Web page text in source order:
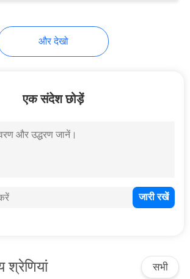
अग्निशमन
डेक उपकरण
और देखो
एक संदेश छोड़ें
श्रेणियां सभी